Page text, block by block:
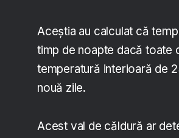
Aceștia au calculat că
timp de noapte dacă toate
temperatură interioară de
nouă zile.
Acest val de căldură ar